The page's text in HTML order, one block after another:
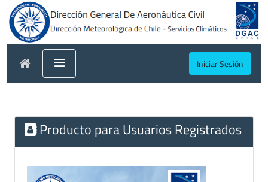
Iniciar Sesión
Producto para Usuarios Registrados